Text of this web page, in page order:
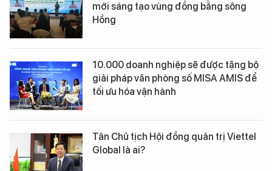
mới sáng tạo vùng đồng bằng sông
Hồng
10.000 doanh nghiệp sẽ được tặng bộ
giải pháp văn phòng số MISA AMIS để
tối ưu hóa vận hành
Tân Chủ tịch Hội đồng quản trị Viettel
Global là ai?